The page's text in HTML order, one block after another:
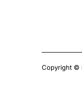
Copyright ©